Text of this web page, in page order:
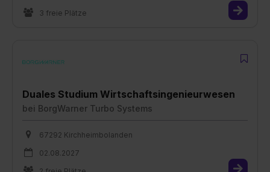
3 freie Plätze
Duales Studium Wirtschaftsingenieurwesen
bei BorgWarner Turbo Systems
67292 Kirchheimbolanden
02.08.2027